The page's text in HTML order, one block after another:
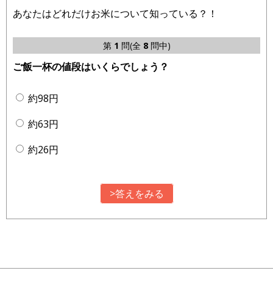
あなたはどれだけお米について知っている？！
第 1 問(全 8問中)
ご飯一杯の値段はいくらでしょう？
約98円
約63円
約26円
>答えをみる